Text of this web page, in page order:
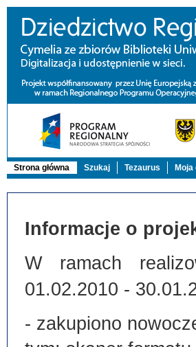
Strona główna Szukaj Tezaurus
Informacje o
W ramach
01.02.2010 -
- zakupiono